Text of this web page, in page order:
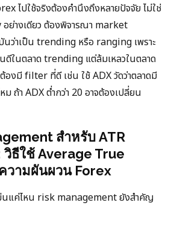
ไปใช้จริงต้องคำนึงถึงหลายปัจจัย ไม่ใช่
ย่างเดียว ต้องพิจารณา market
ว่าเป็น trending หรือ ranging เพราะ
ดีในตลาด trending แต่ล้มเหลวในตลาด
งมี filter ที่ดี เช่น ใช้ ADX วัดว่าตลาดมี
ถ้า ADX ต่ำกว่า 20 อาจต้องเปลี่ยน
สำหรับ ATR
ธีใช้ Average True
วามผันผวน Forex
นแค่ไหน risk management ยังสำคัญ